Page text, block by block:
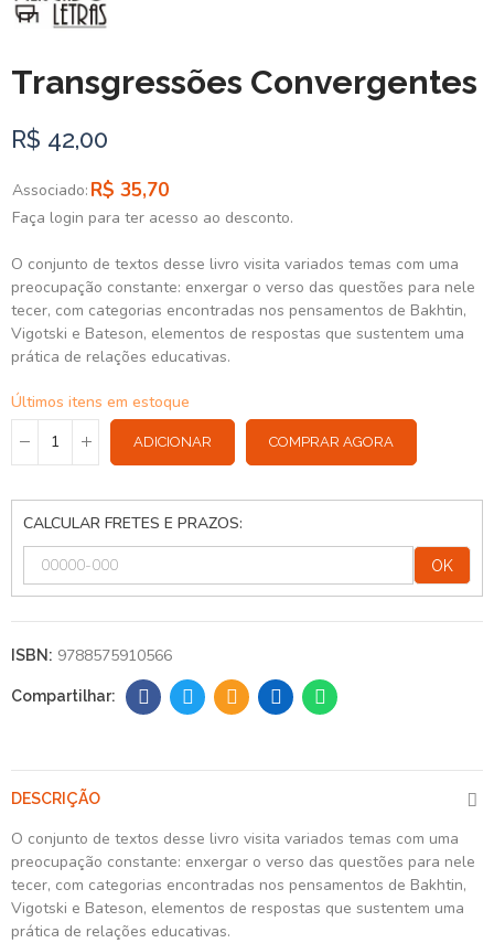
Transgressões Convergentes
R$ 42,00
Associado: R$ 35,70
Faça login para ter acesso ao desconto.
O conjunto de textos desse livro visita variados temas com uma
preocupação constante: enxergar o verso das questões para nele
tecer, com categorias encontradas nos pensamentos de Bakhtin,
Vigotski e Bateson, elementos de respostas que sustentem uma
prática de relações educativas.
Últimos itens em estoque
ADICIONAR COMPRAR AGORA
CALCULAR FRETES E PRAZOS:
OK
ISBN: 9788575910566
DESCRIÇÃO
O conjunto de textos desse livro visita variados temas com uma
preocupação constante: enxergar o verso das questões para nele
tecer, com categorias encontradas nos pensamentos de Bakhtin,
Vigotski e Bateson, elementos de respostas que sustentem uma
prática de relações educativas.